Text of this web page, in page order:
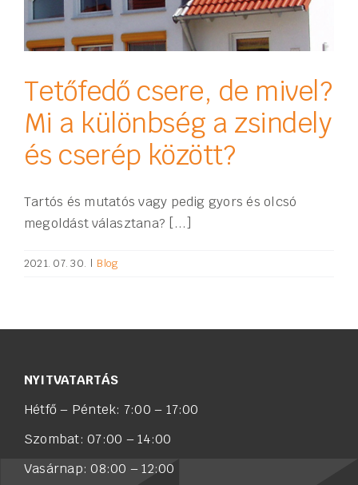
Tetőfedő csere, de mivel?
Mi a különbség a zsindely
és cserép között?
Tartós és mutatós vagy pedig gyors és olcsó
megoldást választana? [...]
2021. 07. 30. | Blog
NYITVATARTÁS
Hétfő – Péntek: 7:00 – 17:00
Szombat: 07:00 – 14:00
Vasárnap: 08:00 – 12:00